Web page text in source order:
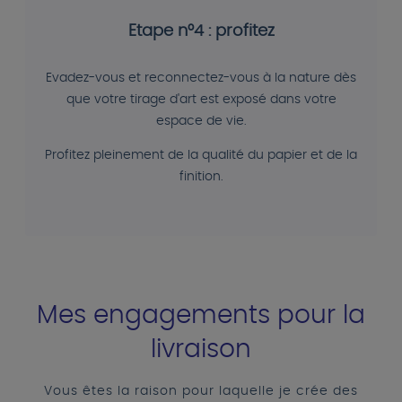
Etape n°4 : profitez
Evadez-vous et reconnectez-vous à la nature dès
que votre tirage d'art est exposé dans votre
espace de vie.
Profitez pleinement de la qualité du papier et de la
finition.
Mes engagements pour la
livraison
Vous êtes la raison pour laquelle je crée des